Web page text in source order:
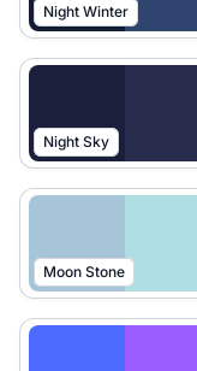
Night Winter
Night Sky
Moon Stone